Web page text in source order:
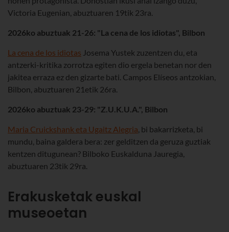
Victoria Eugenian, abuztuaren 19tik 23ra.
2026ko abuztuak 21-26: "La cena de los idiotas", Bilbon
La cena de los idiotas Josema Yustek zuzentzen du, eta
antzerki-kritika zorrotza egiten dio ergela benetan nor den
jakitea erraza ez den gizarte bati. Campos Elíseos antzokian,
Bilbon, abuztuaren 21etik 26ra.
2026ko abuztuak 23-29: "Z.U.K.U.A.", Bilbon
Maria Cruickshank eta Ugaitz Alegria , bi bakarrizketa, bi
mundu, baina galdera bera: zer gelditzen da geruza guztiak
kentzen ditugunean? Bilboko Euskalduna Jauregia,
abuztuaren 23tik 29ra.
Erakusketak euskal
museoetan